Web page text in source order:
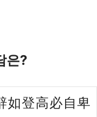
은?
如登高必自卑